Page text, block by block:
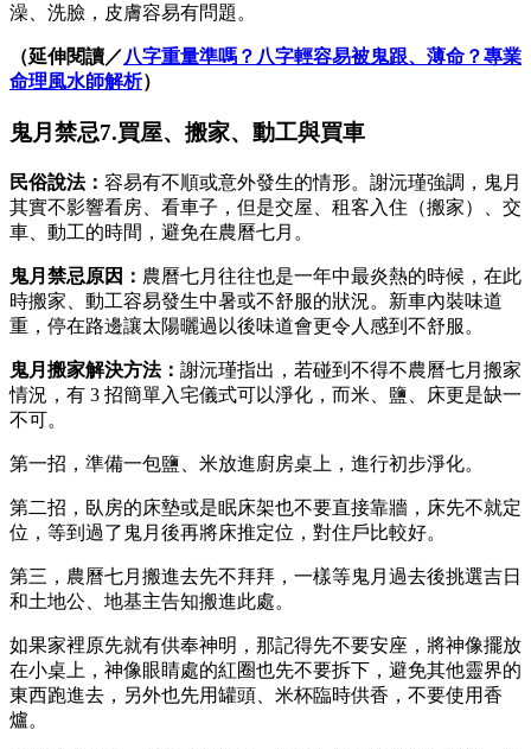
澡、洗臉，皮膚容易有問題。
（延伸閱讀／八字重量準嗎？八字輕容易被鬼跟、薄命？專業
命理風水師解析）
鬼月禁忌7.買屋、搬家、動工與買車
民俗說法： 容易有不順或意外發生的情形。謝沅瑾強調，鬼月
其實不影響看房、看車子，但是交屋、租客入住（搬家）、交
車、動工的時間，避免在農曆七月。
鬼月禁忌原因： 農曆七月往往也是一年中最炎熱的時候，在此
時搬家、動工容易發生中暑或不舒服的狀況。新車內裝味道
重，停在路邊讓太陽曬過以後味道會更令人感到不舒服。
鬼月搬家解決方法： 謝沅瑾指出，若碰到不得不農曆七月搬家
情況，有 3 招簡單入宅儀式可以淨化，而米、鹽、床更是缺一
不可。
第一招，準備一包鹽、米放進廚房桌上，進行初步淨化。
第二招，臥房的床墊或是眠床架也不要直接靠牆，床先不就定
位，等到過了鬼月後再將床推定位，對住戶比較好。
第三，農曆七月搬進去先不拜拜，一樣等鬼月過去後挑選吉日
和土地公、地基主告知搬進此處。
如果家裡原先就有供奉神明，那記得先不要安座，將神像擺放
在小桌上，神像眼睛處的紅圈也先不要拆下，避免其他靈界的
東西跑進去，另外也先用罐頭、米杯臨時供香，不要使用香
爐。